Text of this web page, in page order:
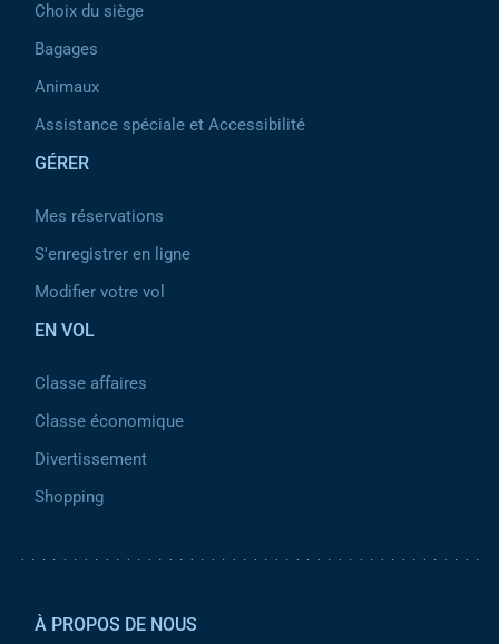
Choix du siège
Bagages
Animaux
Assistance spéciale et Accessibilité
GÉRER
Mes réservations
S'enregistrer en ligne
Modifier votre vol
EN VOL
Classe affaires
Classe économique
Divertissement
Shopping
À PROPOS DE NOUS